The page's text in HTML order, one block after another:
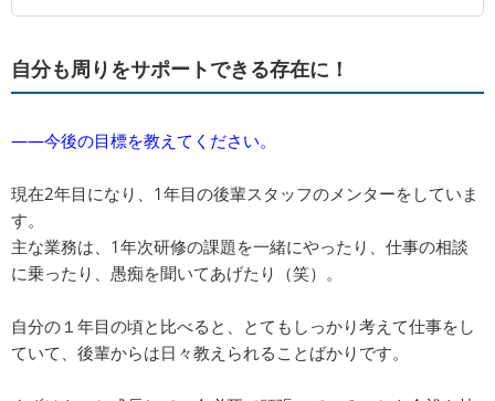
自分も周りをサポートできる存在に！
――今後の目標を教えてください。
現在2年目になり、1年目の後輩スタッフのメンターをしていま
す。
主な業務は、1年次研修の課題を一緒にやったり、仕事の相談
に乗ったり、愚痴を聞いてあげたり（笑）。
自分の１年目の頃と比べると、とてもしっかり考えて仕事をし
ていて、後輩からは日々教えられることばかりです。